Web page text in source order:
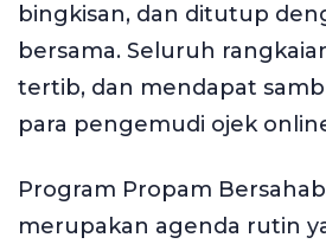
bingkisan, dan ditutup
bersama. Seluruh
tertib, dan mendapat
para pengemudi ojek
Program Propam
merupakan agenda rutin